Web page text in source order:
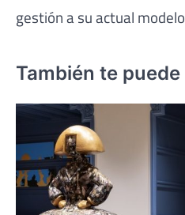
gestión a su actual
También te